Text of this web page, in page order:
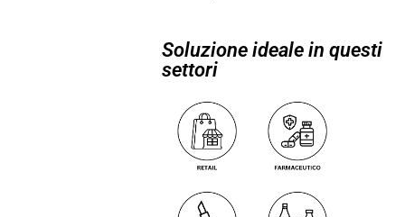
Soluzione ideale in questi
settori